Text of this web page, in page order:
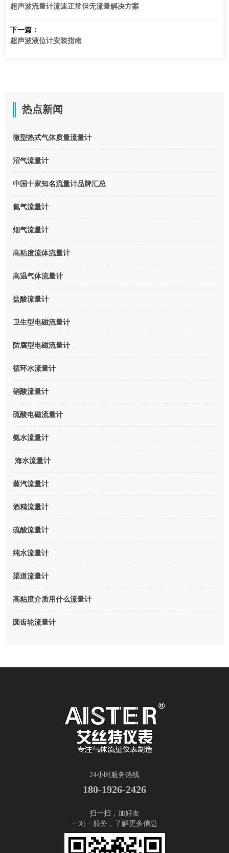
超声波流量计流速正常但无流量解决方案
下一篇：
超声波液位计安装指南
热点新闻
微型热式气体质量流量计
沼气流量计
中国十家知名流量计品牌汇总
氮气流量计
烟气流量计
高粘度流体流量计
高温气体流量计
盐酸流量计
卫生型电磁流量计
防腐型电磁流量计
循环水流量计
硝酸流量计
硫酸电磁流量计
氨水流量计
海水流量计
蒸汽流量计
酒精流量计
硫酸流量计
纯水流量计
渠道流量计
高粘度介质用什么流量计
圆齿轮流量计
24小时服务热线
180-1926-2426
扫一扫，加好友
一对一服务，了解更多信息